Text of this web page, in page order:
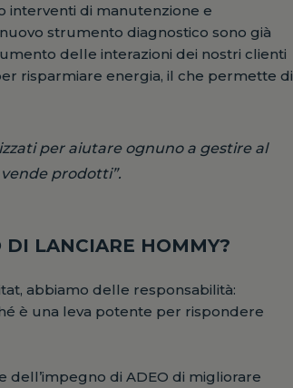
interventi di manutenzione e
strumento diagnostico sono già
delle interazioni dei nostri clienti
risparmiare energia, il che permette di
per aiutare ognuno a gestire al
prodotti”.
DI LANCIARE HOMMY?
abbiamo delle responsabilità:
è una leva potente per rispondere
dell’impegno di ADEO di migliorare